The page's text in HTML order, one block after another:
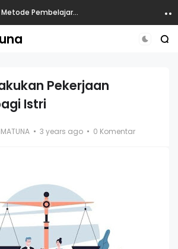
Al-Azhar; Sejarah dan Metode Pembelajaran
Pekerjaan
Istri
3 years ago 0 Komentar